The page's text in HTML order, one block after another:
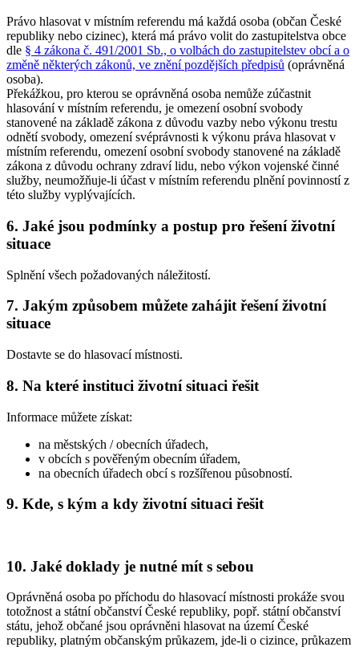
Právo hlasovat v místním referendu má každá osoba (občan České
republiky nebo cizinec), která má právo volit do zastupitelstva obce
dle § 4 zákona č. 491/2001 Sb., o volbách do zastupitelstev obcí a o
změně některých zákonů, ve znění pozdějších předpisů (oprávněná
osoba).
Překážkou, pro kterou se oprávněná osoba nemůže zúčastnit
hlasování v místním referendu, je omezení osobní svobody
stanovené na základě zákona z důvodu vazby nebo výkonu trestu
odnětí svobody, omezení svéprávnosti k výkonu práva hlasovat v
místním referendu, omezení osobní svobody stanovené na základě
zákona z důvodu ochrany zdraví lidu, nebo výkon vojenské činné
služby, neumožňuje-li účast v místním referendu plnění povinností z
této služby vyplývajících.
6. Jaké jsou podmínky a postup pro řešení životní
situace
Splnění všech požadovaných náležitostí.
7. Jakým způsobem můžete zahájit řešení životní
situace
Dostavte se do hlasovací místnosti.
8. Na které instituci životní situaci řešit
Informace můžete získat:
na městských / obecních úřadech,
v obcích s pověřeným obecním úřadem,
na obecních úřadech obcí s rozšířenou působností.
9. Kde, s kým a kdy životní situaci řešit
10. Jaké doklady je nutné mít s sebou
Oprávněná osoba po příchodu do hlasovací místnosti prokáže svou
totožnost a státní občanství České republiky, popř. státní občanství
státu, jehož občané jsou oprávněni hlasovat na území České
republiky, platným občanským průkazem, jde-li o cizince, průkazem